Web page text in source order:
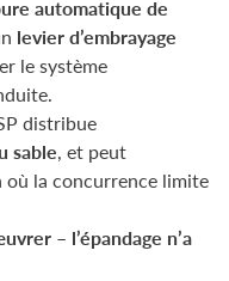
automatique de
levier d’embrayage
le système
distribue
sable, et peut
où la concurrence limite
– l’épandage n’a